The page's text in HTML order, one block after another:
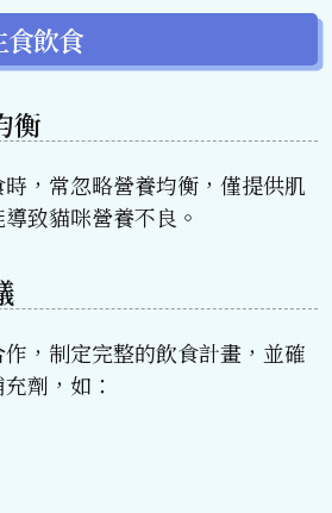
飲食
衡
，常忽略營養均衡，僅提供肌
致貓咪營養不良。
，制定完整的飲食計畫，並確
劑，如：